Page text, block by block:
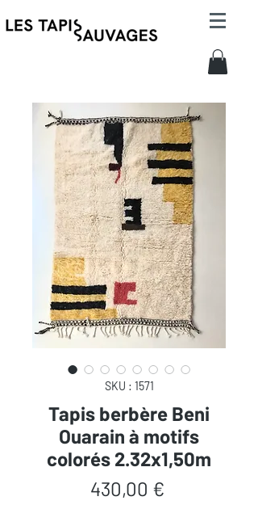
SKU : 1571
Tapis berbère Beni
Ouarain à motifs
colorés 2.32x1,50m
430,00 €Prix